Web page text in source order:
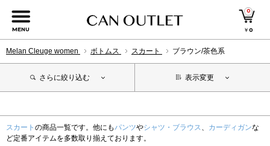
MENU
0
￥0
Melan Cleuge women ボトムス スカート ブラウン/茶色系
さらに絞り込む 表示変更
スカート の商品一覧です。他にもパンツやシャツ・ブラウス、 カーディガンな
ど定番アイテムを多数取り揃えております。